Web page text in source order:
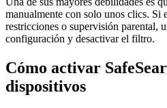
manualmente con solo unos clics. Si
restricciones o supervisión parental,
configuración y desactivar el filtro.
Cómo activar
dispositivos